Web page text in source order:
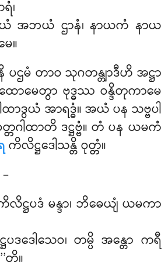
၊
အဘယံ ဌာနံ၊ နာယကံ နာယ
။
ပဌမံ တာဝ သုဂတန္တျာဒီဟိ အဋ္ဌာ
မေတွာ ဗုဒ္ဓဿ ဝန္ဒိတုကာမေ
ာဒွယံ အာရဒ္ဓံ။ အယံ ပန သဗ္ဗပါ
တဂါထာတိ ဒဋ္ဌဗ္ဗံ။ တံ ပန ယမကံ
ကိလိဋ္ဌဒေါသန္တိ ဝုတ္တံ။
လိဋ္ဌပဒံ မန္ဒာ၊ ဘိဓေယျံ ယမကာ
ပဒဒေါသေဝ၊ တမ္ပိ အန္တော ကရီ
တိ။